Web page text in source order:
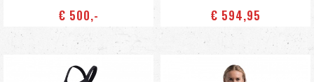
€ 500,- € 594,95